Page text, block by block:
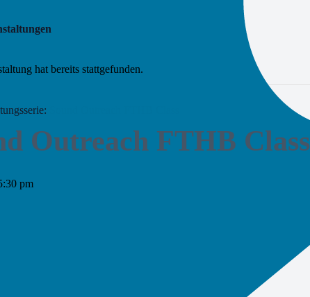
hat bereits stattgefunden.
Outreach FTHB Class
pm